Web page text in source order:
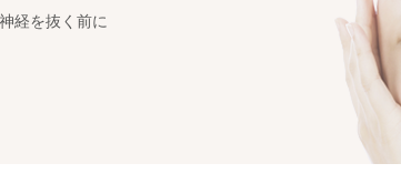
経を抜く前に